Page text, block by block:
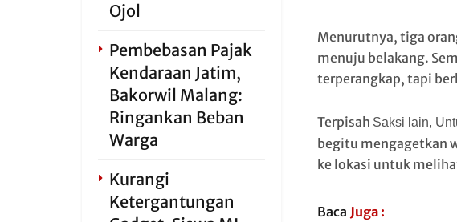
Menurutnya, tiga
menuju belakang.
terperangkap, tapi
Terpisah Saksi lain,
begitu mengagetkan
ke lokasi untuk
Baca Juga :
Ojol
Pembebasan Pajak
Kendaraan Jatim,
Bakorwil Malang:
Ringankan Beban
Warga
Kurangi
Ketergantungan